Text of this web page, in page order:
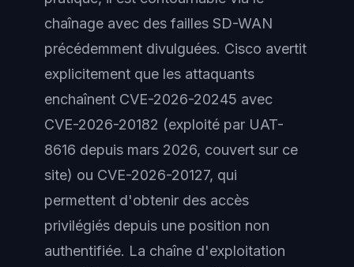
chaînage avec des failles SD-WAN
précédemment divulguées. Cisco avertit
explicitement que les attaquants
enchaînent CVE-2026-20245 avec
CVE-2026-20182 (exploité par UAT-
8616 depuis mars 2026, couvert sur ce
site) ou CVE-2026-20127, qui
permettent d'obtenir des accès
privilégiés depuis une position non
authentifiée. La chaîne d'exploitation